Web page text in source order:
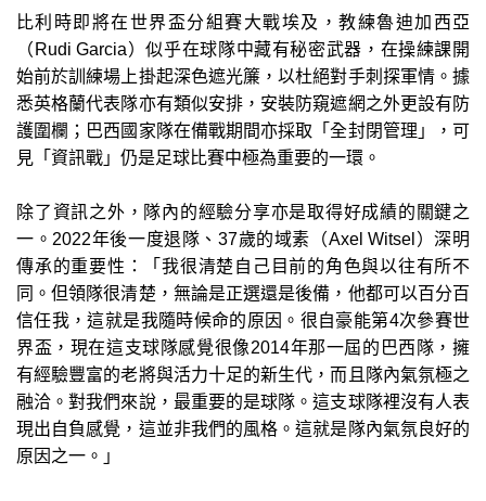
比利時即將在世界盃分組賽大戰埃及，教練魯迪加西亞
（Rudi Garcia）似乎在球隊中藏有秘密武器，在操練課開
始前於訓練場上掛起深色遮光簾，以杜絕對手刺探軍情。據
悉英格蘭代表隊亦有類似安排，安裝防窺遮網之外更設有防
護圍欄；巴西國家隊在備戰期間亦採取「全封閉管理」，可
見「資訊戰」仍是足球比賽中極為重要的一環。
除了資訊之外，隊內的經驗分享亦是取得好成績的關鍵之
一。2022年後一度退隊、37歲的域素（Axel Witsel）深明
傳承的重要性：「我很清楚自己目前的角色與以往有所不
同。但領隊很清楚，無論是正選還是後備，他都可以百分百
信任我，這就是我隨時候命的原因。很自豪能第4次參賽世
界盃，現在這支球隊感覺很像2014年那一屆的巴西隊，擁
有經驗豐富的老將與活力十足的新生代，而且隊內氣氛極之
融洽。對我們來說，最重要的是球隊。這支球隊裡沒有人表
現出自負感覺，這並非我們的風格。這就是隊內氣氛良好的
原因之一。」